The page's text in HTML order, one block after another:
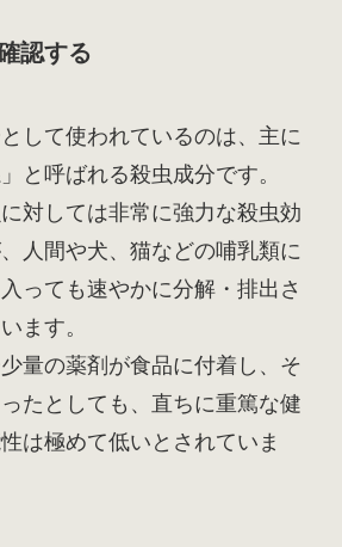
認する
して使われているのは、主に
と呼ばれる殺虫成分です。
対しては非常に強力な殺虫効
人間や犬、猫などの哺乳類に
っても速やかに分解・排出さ
ます。
量の薬剤が食品に付着し、そ
たとしても、直ちに重篤な健
は極めて低いとされていま